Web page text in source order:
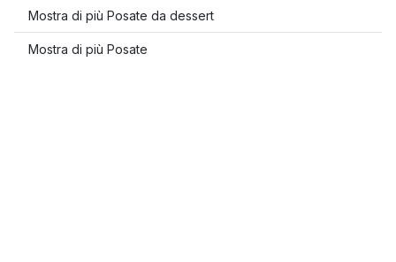
Mostra di più Posate da dessert
Mostra di più Posate